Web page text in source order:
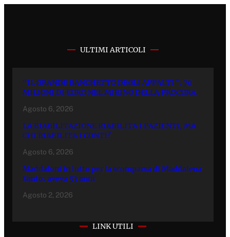
ULTIMI ARTICOLI
“IL GRANDE BANCHETTO DEGLI APPALTI”: 70
MILIONI DI EURO NEL MIRINO DELLA PROCURA.
Agosto 6, 2026
LA RIABILITAZIONE RIABILITA I PAZIENTI, MA
CHI RIABILITA I CONTI?
Agosto 6, 2026
Maddaloni in lutto per la scomparsa di Maddalena
Santo: aveva 53 anni
Agosto 2, 2026
LINK UTILI